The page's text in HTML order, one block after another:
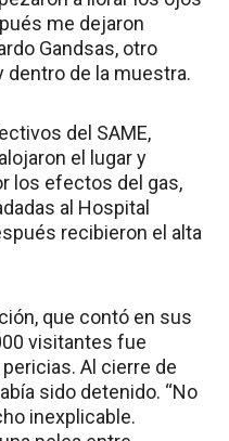
me dejaron
Gandsas, otro
dentro de la muestra.
del SAME,
el lugar y
los efectos del gas,
al Hospital
recibieron el alta
que contó en sus
visitantes fue
Al cierre de
sido detenido. “No
inexplicable.